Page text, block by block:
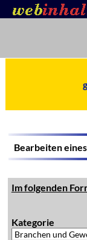
Bearbeiten
Im folgenden
Kategorie